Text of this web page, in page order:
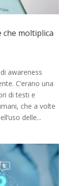
che moltiplica
awareness
C’erano una
di testi e
che a volte
delle...